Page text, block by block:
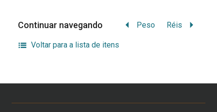
Continuar navegando Peso Réis
Voltar para a lista de itens